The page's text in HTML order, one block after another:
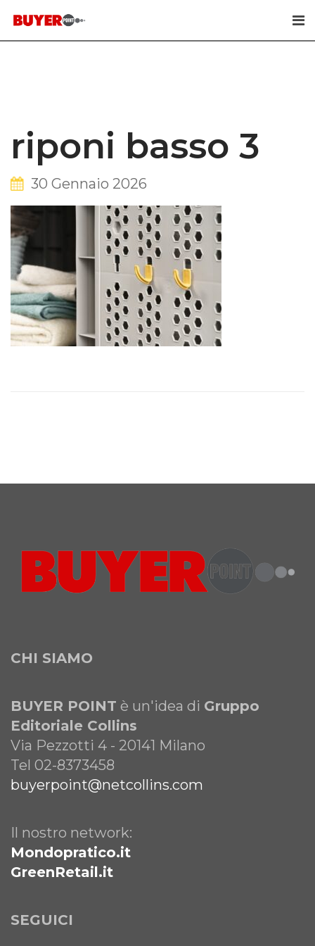
to
riponi basso 3
30 Gennaio 2026
CHI SIAMO
BUYER POINT è un'idea di Gruppo
Editoriale Collins
Via Pezzotti 4 - 20141 Milano
Tel 02-8373458
buyerpoint@netcollins.com
Il nostro network:
Mondopratico.it
GreenRetail.it
SEGUICI